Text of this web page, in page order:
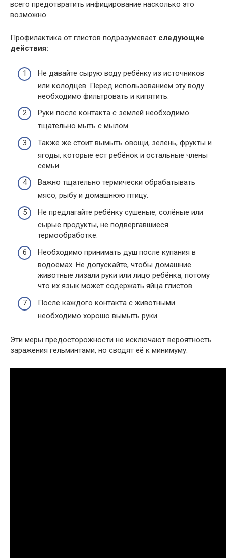
всего предотвратить инфицирование насколько это
возможно.
Профилактика от глистов подразумевает следующие
действия:
Не давайте сырую воду ребёнку из источников
или колодцев. Перед использованием эту воду
необходимо фильтровать и кипятить.
Руки после контакта с землей необходимо
тщательно мыть с мылом.
Также же стоит вымыть овощи, зелень, фрукты и
ягоды, которые ест ребёнок и остальные члены
семьи.
Важно тщательно термически обрабатывать
мясо, рыбу и домашнюю птицу.
Не предлагайте ребёнку сушеные, солёные или
сырые продукты, не подвергавшиеся
термообработке.
Необходимо принимать душ после купания в
водоёмах. Не допускайте, чтобы домашние
животные лизали руки или лицо ребёнка, потому
что их язык может содержать яйца глистов.
После каждого контакта с животными
необходимо хорошо вымыть руки.
Эти меры предосторожности не исключают вероятность
заражения гельминтами, но сводят её к минимуму.